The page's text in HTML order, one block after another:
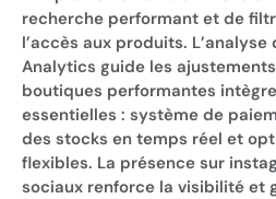
recherche performant et de
l’accès aux produits.
Analytics guide les
boutiques performantes
essentielles : système de
des stocks en temps réel et
flexibles. La présence sur
sociaux renforce la visibilité et